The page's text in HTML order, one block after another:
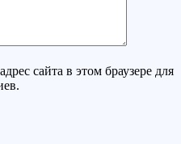
сайта в этом браузере для